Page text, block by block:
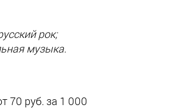
рок;
музыка.
70 руб. за 1 000